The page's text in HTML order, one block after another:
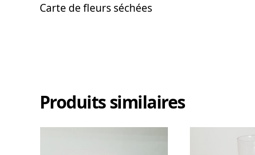
Carte de fleurs séchées
Produits similaires